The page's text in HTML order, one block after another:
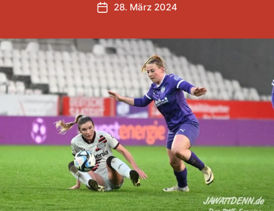
Veröffentlichungsdatum
28. März 2024